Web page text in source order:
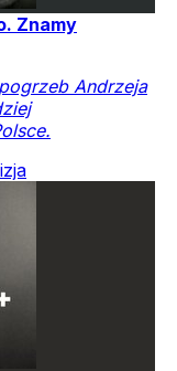
Znamy
Andrzeja